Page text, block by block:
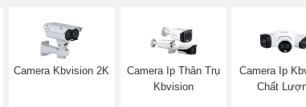
Camera Kbvision 2K
Camera Ip Thân Trụ
Kbvision
Camera Ip
Chất